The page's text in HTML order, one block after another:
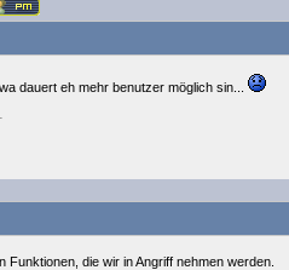
dauert eh mehr benutzer möglich sin...
die wir in Angriff nehmen werden.